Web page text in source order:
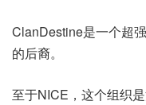
ClanDestine是一个超
的后裔。
至于NICE，这个组织